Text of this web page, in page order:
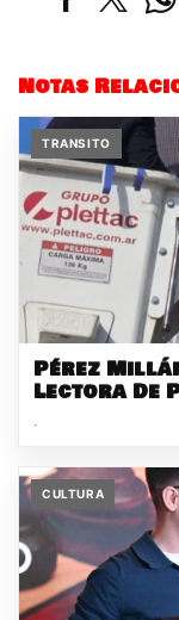
Notas
TRANSITO
Pérez
Lectora De
.
CULTURA